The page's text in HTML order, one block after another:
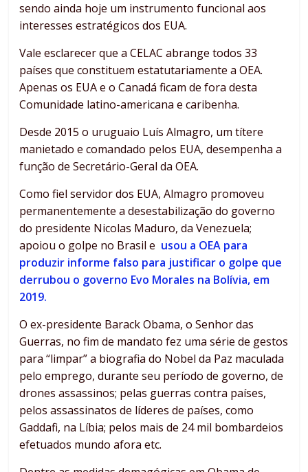
sendo ainda hoje um instrumento funcional aos
interesses estratégicos dos EUA.
Vale esclarecer que a CELAC abrange todos 33
países que constituem estatutariamente a OEA.
Apenas os EUA e o Canadá ficam de fora desta
Comunidade latino-americana e caribenha.
Desde 2015 o uruguaio Luís Almagro, um títere
manietado e comandado pelos EUA, desempenha a
função de Secretário-Geral da OEA.
Como fiel servidor dos EUA, Almagro promoveu
permanentemente a desestabilização do governo
do presidente Nicolas Maduro, da Venezuela;
apoiou o golpe no Brasil e usou a OEA para
produzir informe falso para justificar o golpe que
derrubou o governo Evo Morales na Bolívia, em
2019.
O ex-presidente Barack Obama, o Senhor das
Guerras, no fim de mandato fez uma série de gestos
para “limpar” a biografia do Nobel da Paz maculada
pelo emprego, durante seu período de governo, de
drones assassinos; pelas guerras contra países,
pelos assassinatos de líderes de países, como
Gaddafi, na Líbia; pelos mais de 24 mil bombardeios
efetuados mundo afora etc.